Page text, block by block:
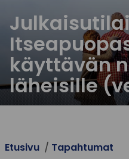
käyttävän
läheisille
Etusivu Tapahtumat